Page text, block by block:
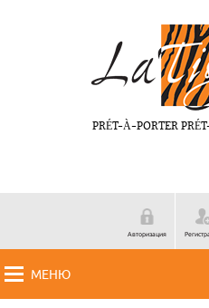
PRÉT-À-PORTER
Авторизация
МЕНЮ